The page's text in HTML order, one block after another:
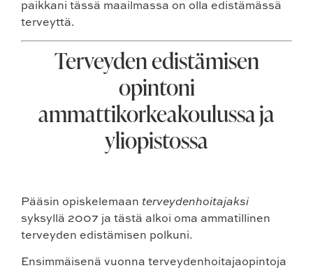
paikkani tässä maailmassa on olla edistämässä
terveyttä.
Terveyden edistämisen
opintoni
ammattikorkeakoulussa ja
yliopistossa
Pääsin opiskelemaan terveydenhoitajaksi
syksyllä 2007 ja tästä alkoi oma ammatillinen
terveyden edistämisen polkuni.
Ensimmäisenä vuonna terveydenhoitajaopintoja